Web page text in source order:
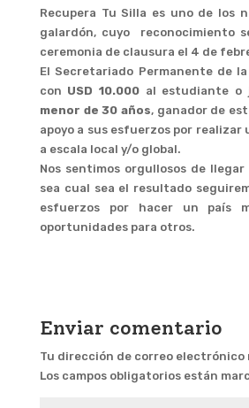
Recupera Tu Silla es uno de los
galardón, cuyo reconocimiento
ceremonia de clausura el 4 de
El Secretariado Permanente de
con USD 10.000 al estudiante o
menor de 30 años, ganador de
apoyo a sus esfuerzos por realizar
a escala local y/o global.
Nos sentimos orgullosos de
sea cual sea el resultado
esfuerzos por hacer un país
oportunidades para otros.
Enviar comentario
Tu dirección de correo electrónico
Los campos obligatorios están